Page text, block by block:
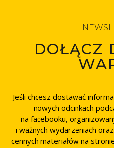
DOŁĄCZ
Jeśli chcesz dostawać
nowych odcinkach
na facebooku,
i ważnych wydarzeniach
cennych materiałów na